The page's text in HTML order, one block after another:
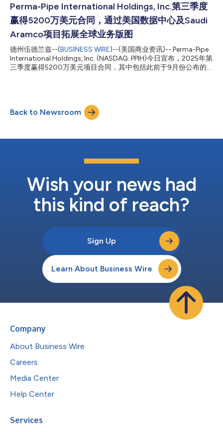
活动的增加。销售、一般和行政费用从去年同期的730万美元增至
830万美元，主要是由于薪资支出和专业服务费的上升，其中包含
约50万美元与《萨班斯-奥克斯利法案》404条款合规相关的费
用，这笔费用与我们从小型报告公司过渡到加速申报公司有关。公
司的有效税率(“ETR”)为27%，低于去年同期的32%，这一变化反
映了不同税务管辖区产品组合的影响。受上述因素推动，归属于普
通股的净收入为630万美元，较2024财年第三季度的250万美元
增长380万美元，增幅达152.0%。”...
Perma-Pipe International Holdings, Inc.第三季度
赢得5200万美元合同，通过美国数据中心及Saudi
Aramco项目拓展全球业务版图
德州伍德兰兹--(BUSINESS WIRE)--(美国商业资讯)-- Perma-Pipe
International Holdings, Inc. (NASDAQ: PPIH)今日宣布，2025年第
三季度赢得5200万美元项目合同，其中包括此前于9月份公布的
示：“这些合同印证了关键任务基础设施领域的需求正加速增长，
尤其是在数据中心行业。随着客户不断扩大业务规模，我们的团队
持续提供他们所期望的技术能力、响应速度和可靠性。” 中东和北
务增长是Perma-Pipe的战略重点。此次获得Saudi Aramco的新合
力于提供本地化生产、先进制造和符合区域发展目标的本土价值的
承诺。” Perma-Pipe总裁兼首席执行官Saleh Sagr表示：“这些合同
Back to Newsroom
Wish your news had
this kind of reach?
Sign Up
Learn About Business Wire
Company
About Business Wire
Careers
Media Center
Help Center
Services